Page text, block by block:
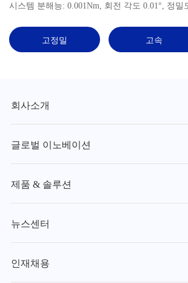
시스템 분해능: 0.001Nm, 회전 각도 0.01°, 정밀
고정밀 고속
회사소개
글로벌 이노베이션
제품 & 솔루션
뉴스센터
인재채용